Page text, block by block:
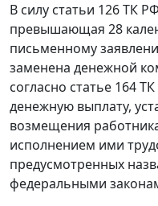
В силу статьи 126ТК
превышающая 28
письменному
заменена денежной
согласно статье 164ТК
денежную выплату,
возмещения
исполнением ими
предусмотренных
федеральными